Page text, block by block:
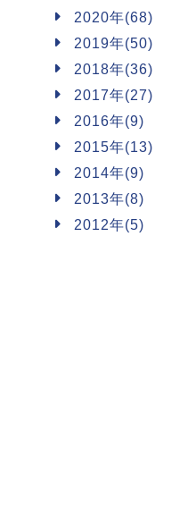
2020年(68)
2019年(50)
2018年(36)
2017年(27)
2016年(9)
2015年(13)
2014年(9)
2013年(8)
2012年(5)